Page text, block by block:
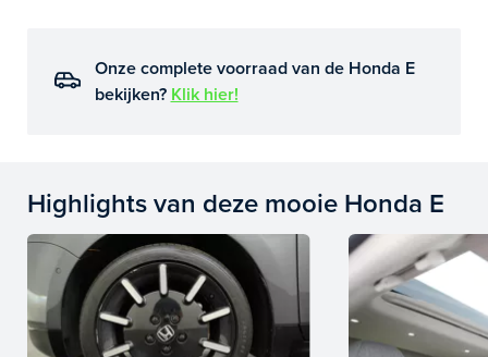
Onze complete voorraad van de Honda E
bekijken? Klik hier!
Highlights van deze mooie Honda E